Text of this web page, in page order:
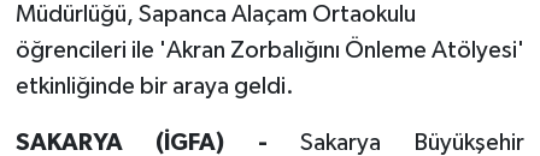
Müdürlüğü, Sapanca Alaçam Ortaokulu
öğrencileri ile 'Akran Zorbalığını Önleme Atölyesi'
etkinliğinde bir araya geldi.
SAKARYA (İGFA) - Sakarya Büyükşehir